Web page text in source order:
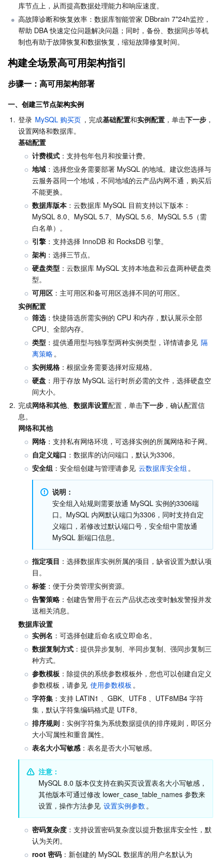
时序数据库 CTSDB
数据库管理中心
网关负载均衡
专线接入
云联网
弹性网卡
对等连接
网络流日志
Anycast 公网加速
共享带宽包
VPN 连接
私有连接
弹性公网 IP
全球应用加速
密钥管理系统
凭据管理系统
堡垒机
数据安全审计
验证码
文本内容安全
图片内容安全
音频内容安全
账号风控平台
风险识别 RCE
游戏安全
安全服务
渗透测试服务
安全服务平台
云安全
云防火墙
Web 应用防火墙
容器安全服务
云安全中心
漏洞扫描服务
防火墙管理
应用安全
移动应用安全
域名与网站
SSL 证书
私有域解析 Private DNS
移动解析 HTTPDNS
DNSPod
云解析 DNS
腾讯微卡
办公协同
腾讯电子签
腾讯会议
腾讯乐享
腾讯云企业网盘
弹性 MapReduce
Elasticsearch Service
流计算 Oceanus
数据湖计算
腾讯云数据仓库 TCHouse-C
腾讯云数据仓库 TCHouse-D
腾讯云数据仓库 TCHouse-P
数据开发治理平台 WeData
腾讯云 BI
多模态智能数据湖 TCLake
AI 基础产品
人脸识别
语音合成
语音识别
机器翻译
文字识别
人脸融合
AI 应用产品
腾讯云智能数智人
人脸核身
AI 平台产品
腾讯云大模型训推平台TI-ONE
智能音乐平台
腾讯大模型
腾讯云智能体开发平台
知识引擎原子能力
大模型图像创作引擎
大模型视频创作引擎
腾讯混元生3D
腾讯混元大模型
大模型服务平台 TokenHub
物联网
物联网通信
消息队列
消息队列 CKafka 版
消息队列 RocketMQ 版
消息队列 RabbitMQ 版
消息队列 Pulsar 版
消息队列 MQTT 版
消息队列 CMQ 版
消息队列 CMQ
通信服务
短信
移动推送
邮件推送
实时互动
即时通信 IM
实时音视频
实时互动-教育版
实时互动-工业能源版
游戏多媒体引擎
云联络中心
视频服务
媒体直播
媒体包装
媒体传输
云直播
媒体点播
直播录制
媒体处理
媒体处理
应用云渲染
视频终端SDK
直播 SDK
短视频 SDK
腾讯特效 SDK
教育服务
腾讯健康组学平台
云资源自动化 for Terraform
访问管理
操作审计
配置审计
集团账号管理
控制中心
身份识别平台
云顾问 - 混沌演练
腾讯云代码助手
腾讯云代码分析
腾讯云超级应用服务
腾讯云可观测平台
应用性能监控
前端性能监控
云拨测
Prometheus 监控服务
Grafana 可视化服务
事件总线
腾讯云健康看板
云顾问-Tencent RTC 云助手
云迁移
云 API
腾讯云命令行工具
软件产品公告专区
软件产品生命周期公告
专有云软件
腾讯专有云企业版 TCE
腾讯专有云PaaS平台 TCS
腾讯云数据库
TDSQL
其他文档
渠道合作伙伴
账号相关
消息中心
控制台相关
大数据
大数据处理套件 TBDS
操作系统
TencentOS Server
库节点上，从而提高数据处理能力和响应速度。
高故障诊断和恢复效率：数据库智能管家 DBbrain 7*24h监控，
帮助 DBA 快速定位问题解决问题；同时，备份、数据同步等机
制也有助于故障恢复和数据恢复，缩短故障修复时间。
构建全场景高可用架构指引
步骤一：高可用架构部署
一、创建三节点架构实例
1. 登录 MySQL 购买页 ，完成基础配置和实例配置 ，单击下一步 ，
基础配置
计费模式 ：支持包年包月和按量计费。
地域 ：选择您业务需要部署 MySQL 的地域。建议您选择与
云服务器同一个地域，不同地域的云产品内网不通，购买后
不能更换。
数据库版本 ：云数据库 MySQL 目前支持以下版本：
MySQL 8.0、MySQL 5.7、MySQL 5.6、MySQL 5.5（需
白名单）。
引擎 ：支持选择 InnoDB 和 RocksDB 引擎。
架构 ：选择三节点。
硬盘类型 ：云数据库 MySQL 支持本地盘和云盘两种硬盘类
型。
可用区 ：主可用区和备可用区选择不同的可用区。
实例配置
筛选：快捷筛选所需实例的 CPU 和内存，默认展示全部
CPU、全部内存。
类型 ：提供通用型与独享型两种实例类型，详情请参见 隔
离策略。
实例规格 ：根据业务需要选择对应规格。
硬盘 ：用于存放 MySQL 运行时所必需的文件，选择硬盘空
间大小。
2. 完成网络和其他、 数据库设置配置，单击下一步 ，确认配置信
网络和其他
网络 ：支持私有网络环境，可选择实例的所属网络和子网。
自定义端口 ：数据库的访问端口，默认为3306。
安全组 ：安全组创建与管理请参见 云数据库安全组 。
说明：
安全组入站规则需要放通 MySQL 实例的3306端
口。MySQL 内网默认端口为3306，同时支持自定
义端口，若修改过默认端口号，安全组中需放通
MySQL 新端口信息。
指定项目 ：选择数据库实例所属的项目，缺省设置为默认项
目。
标签 ：便于分类管理实例资源。
告警策略 ：创建告警用于在云产品状态改变时触发警报并发
送相关消息。
数据库设置
实例名 ：可选择创建后命名或立即命名。
数据复制方式 ：提供异步复制、半同步复制、强同步复制三
种方式。
参数模板 ：除提供的系统参数模板外，您也可以创建自定义
参数模板，请参见 使用参数模板 。
字符集 ：支持 LATIN1 、GBK、UTF8 、UTF8MB4 字符
集，默认字符集编码格式是 UTF8。
排序规则 ：实例字符集为系统数据提供的排序规则，即区分
大小写属性和重音属性。
表名大小写敏感 ：表名是否大小写敏感。
注意：
MySQL 8.0 版本仅支持在购买页设置表名大小写敏感，
其他版本可通过修改 lower_case_table_names 参数来
设置，操作方法参见 设置实例参数 。
密码复杂度 ：支持设置密码复杂度以提升数据库安全性，默
认为关闭。
root 密码 ：新创建的 MySQL 数据库的用户名默认为